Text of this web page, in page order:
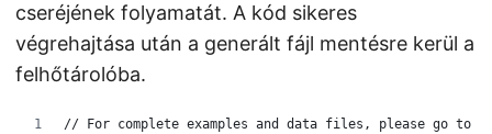
cseréjének folyamatát. A kód sikeres
végrehajtása után a generált fájl mentésre kerül a
felhőtárolóba.
// For complete examples and data files, please go to